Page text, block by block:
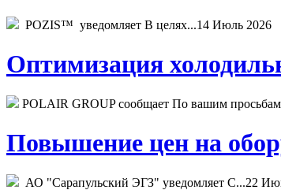
POZIS™ уведомляет В целях...14 Июль 2026
Оптимизация
POLAIR GROUP сообщает По вашим
Повышение цен на
АО "Сарапульский ЭГЗ" уведомляет С...22